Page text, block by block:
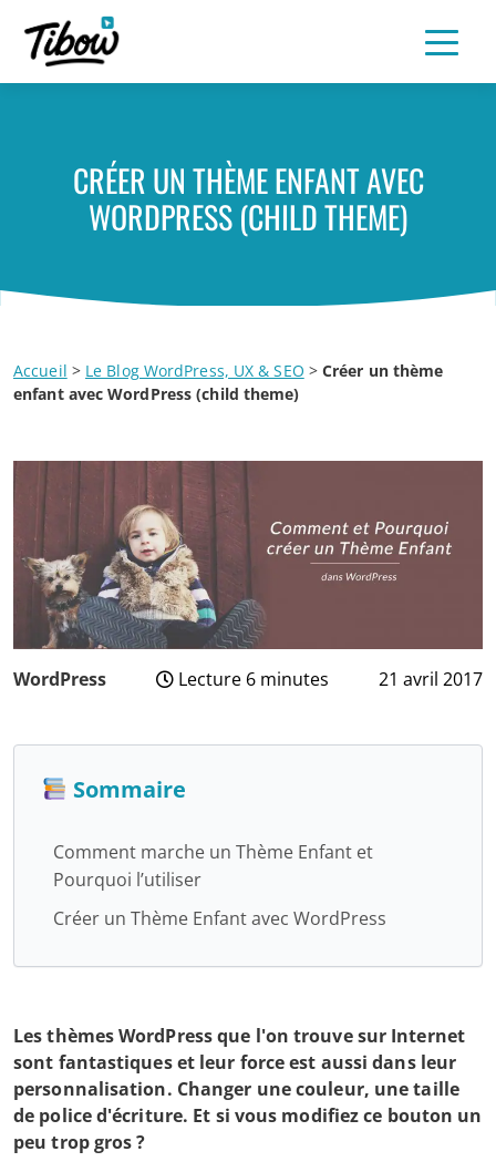
CRÉER UN THÈME ENFANT AVEC
WORDPRESS (CHILD THEME)
Accueil > Le Blog WordPress, UX & SEO >Créer un thème
enfant avec WordPress (child theme)
WordPress Lecture 6 minutes 21 avril 2017
19
Sommaire
Comment marche un Thème Enfant et
Pourquoi l’utiliser
Créer un Thème Enfant avec WordPress
Les thèmes WordPress que l'on trouve sur Internet
sont fantastiques et leur force est aussi dans leur
personnalisation. Changer une couleur, une taille
de police d'écriture. Et si vous modifiez ce bouton un
peu trop gros ?